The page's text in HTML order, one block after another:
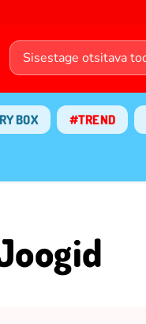
BOX #TREND